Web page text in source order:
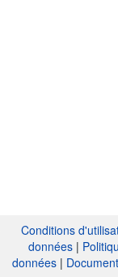
Conditions
données|
données|